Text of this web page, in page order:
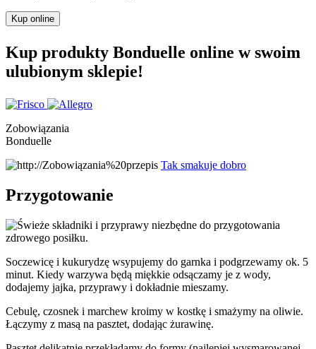
Kup online
Kup produkty Bonduelle online w swoim
ulubionym sklepie!
Zobowiązania
Bonduelle
Tak smakuje dobro
Przygotowanie
Soczewicę i kukurydzę wsypujemy do garnka i podgrzewamy ok. 5
minut. Kiedy warzywa będą miękkie odsączamy je z wody,
dodajemy jajka, przyprawy i dokładnie mieszamy.
Cebulę, czosnek i marchew kroimy w kostkę i smażymy na oliwie.
Łączymy z masą na pasztet, dodając żurawinę.